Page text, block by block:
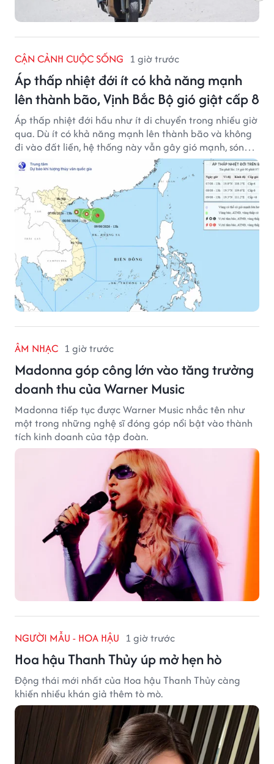
CẬN CẢNH CUỘC SỐNG 1 giờ trước
Áp thấp nhiệt đới ít có khả năng mạnh
lên thành bão, Vịnh Bắc Bộ gió giật cấp 8
Áp thấp nhiệt đới hầu như ít di chuyển trong nhiều giờ
qua. Dù ít có khả năng mạnh lên thành bão và không
đi vào đất liền, hệ thống này vẫn gây gió mạnh, sóng
lớn trên nhiều vùng biển.
ÂM NHẠC 1 giờ trước
Madonna góp công lớn vào tăng trưởng
doanh thu của Warner Music
Madonna tiếp tục được Warner Music nhắc tên như
một trong những nghệ sĩ đóng góp nổi bật vào thành
tích kinh doanh của tập đoàn.
NGƯỜI MẪU - HOA HẬU 1 giờ trước
Hoa hậu Thanh Thủy úp mở hẹn hò
Động thái mới nhất của Hoa hậu Thanh Thủy càng
khiến nhiều khán giả thêm tò mò.